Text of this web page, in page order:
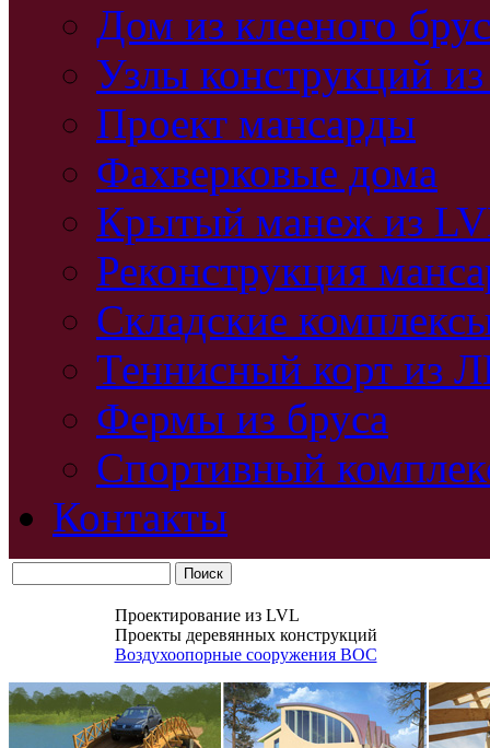
Дом из клееного
Узлы конструкций
Проект мансарды
Фахверковые дома
Крытый манеж из
Реконструкция
Складские
Теннисный корт из
Фермы из бруса
Спортивный
Контакты
Проектирование из LVL
Проекты деревянных конструкций
Воздухоопорные сооружения ВОС